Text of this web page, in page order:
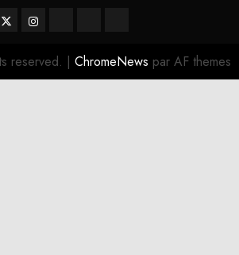
TwitterInstagram
reserved. | ChromeNews par AF themes